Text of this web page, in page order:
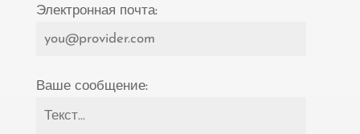
Электронная почта:
Ваше сообщение: